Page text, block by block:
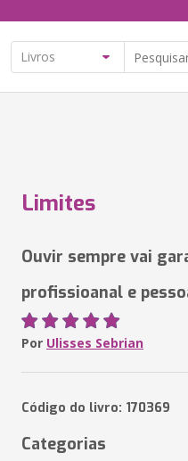
Limites
Ouvir sempre vai
profissioanal e
Por Ulisses Sebrian
Código do livro: 170369
Categorias